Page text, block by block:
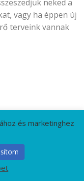
neked a
vagy ha éppen új
terveink vannak
ÁSZF
©
és marketinghez